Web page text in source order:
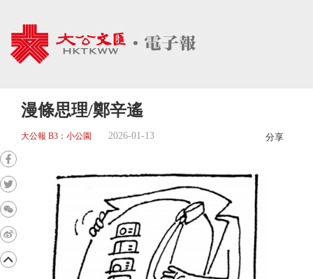
漫條思理/鄭辛遙
大公報 B3：小公園 2026-01-13 分享